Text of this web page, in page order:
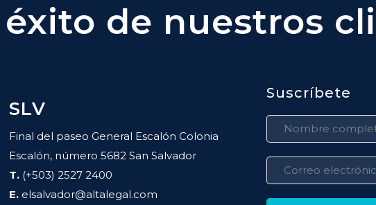
de nuestros
SLV
Final del paseo General Escalón Colonia
Escalón, número 5682 San Salvador
T.(+503) 2527 2400
E.elsalvador@altalegal.com
Suscríbete